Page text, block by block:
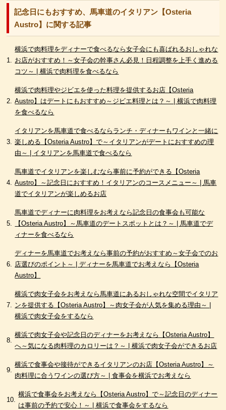
記念日にもおすすめ、馬車道のイタリアン【Osteria
Austro】に関する記事
横浜で肉料理をディナーで食べるなら女子会にも喜ばれるおしゃれな
お店がおすすめ！～女子会の幹事さん必見！日程調整を上手く進める
コツ～ | 横浜で肉料理を食べるなら
横浜で肉料理やジビエを使った料理を提供するお店【Osteria
Austro】はデートにもおすすめ～ジビエ料理とは？～ | 横浜で肉料理
を食べるなら
イタリアンを馬車道で食べるならランチ・ディナーもワインと一緒に
楽しめる【Osteria Austro】で～イタリアンがデートにおすすめの理
由～ | イタリアンを馬車道で食べるなら
馬車道でイタリアンを楽しむなら事前に予約ができる【Osteria
Austro】～記念日におすすめ！イタリアンのコースメニュー～ | 馬車
道でイタリアンが楽しめるお店
馬車道でディナーに肉料理をお考えなら記念日の食事会も可能な
【Osteria Austro】～馬車道のデートスポットとは？～ | 馬車道でデ
ィナーを食べるなら
ディナーを馬車道でお考えなら事前の予約がおすすめ～女子会でのお
店選びのポイント～ | ディナーを馬車道でお考えなら【Osteria
Austro】
横浜で肉女子会をお考えなら馬車道にあるおしゃれな空間でイタリア
ンを提供する【Osteria Austro】～肉女子会が人気を集める理由～ |
横浜で肉女子会をするなら
横浜で肉女子会や記念日のディナーをお考えなら【Osteria Austro】
へ～気になる肉料理のカロリーは？～ | 横浜で肉女子会ができるお店
横浜で食事会や接待ができるイタリアンのお店【Osteria Austro】～
肉料理に合うワインの選び方～ | 食事会を横浜でお考えなら
横浜で食事会をお考えなら【Osteria Austro】で～記念日のディナー
は事前の予約で安心！～ | 横浜で食事会をするなら